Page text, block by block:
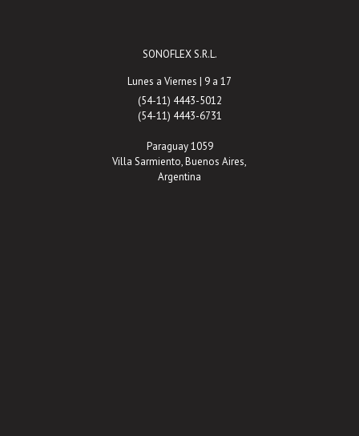
SONOFLEX S.R.L.
Lunes a Viernes | 9 a 17
(54-11) 4443-5012
(54-11) 4443-6731
Paraguay 1059
Villa Sarmiento, Buenos Aires,
Argentina